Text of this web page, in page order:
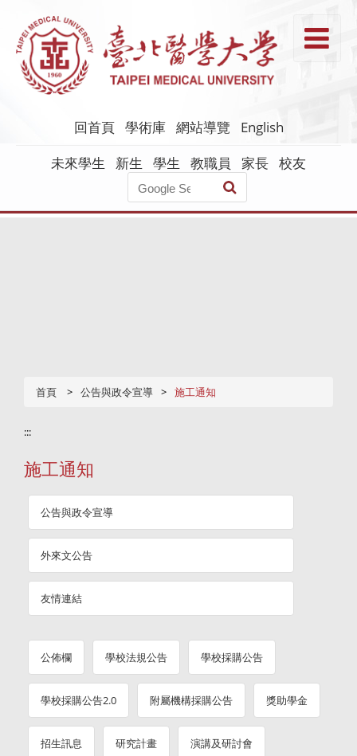
主
要
回首頁 學術庫 網站導覽
English
未來學生
新生 學生 教職員 家長 校友
首頁 公告與政令宣導 施工通知
:::
施工通知
公告與政令宣導
外來文公告
友情連結
公佈欄 學校法規公告 學校採購公告
學校採購公告2.0 附屬機構採購公告 獎助學金
招生訊息 研究計畫 演講及研討會